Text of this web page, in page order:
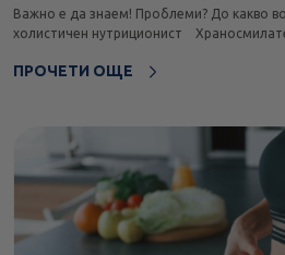
Важно е да знаем! Проблеми? До какво водят? Стела Радева,
холистичен нутриционист Храносмилателната система се състои от
е отговорна за разграждането на хранит...
ПРОЧЕТИ ОЩЕ